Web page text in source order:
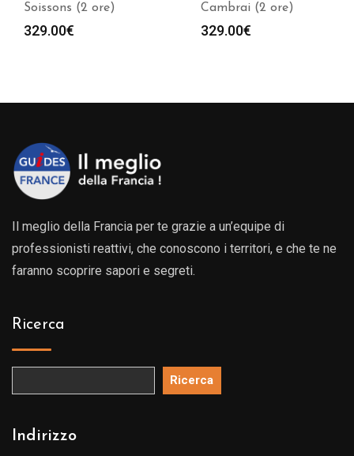
Cambrai (2 ore)
329.00€
Dunkerque *** (2 ore)
319.00€
Il meglio della Francia per te grazie a un’equipe di
professionisti reattivi, che conoscono i territori, e che te ne
faranno scoprire sapori e segreti.
Ricerca
Ricerca
Indirizzo